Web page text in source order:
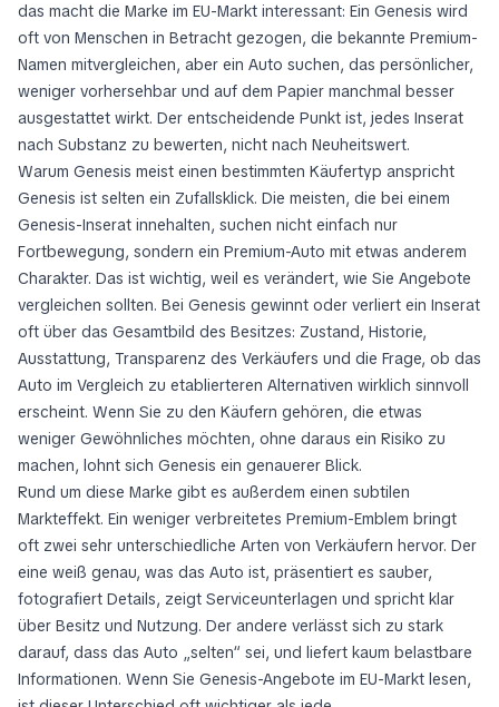
das macht die Marke im EU-Markt interessant: Ein Genesis wird
oft von Menschen in Betracht gezogen, die bekannte Premium-
Namen mitvergleichen, aber ein Auto suchen, das persönlicher,
weniger vorhersehbar und auf dem Papier manchmal besser
ausgestattet wirkt. Der entscheidende Punkt ist, jedes Inserat
nach Substanz zu bewerten, nicht nach Neuheitswert.
Warum Genesis meist einen bestimmten Käufertyp anspricht
Genesis ist selten ein Zufallsklick. Die meisten, die bei einem
Genesis-Inserat innehalten, suchen nicht einfach nur
Fortbewegung, sondern ein Premium-Auto mit etwas anderem
Charakter. Das ist wichtig, weil es verändert, wie Sie Angebote
vergleichen sollten. Bei Genesis gewinnt oder verliert ein Inserat
oft über das Gesamtbild des Besitzes: Zustand, Historie,
Ausstattung, Transparenz des Verkäufers und die Frage, ob das
Auto im Vergleich zu etablierteren Alternativen wirklich sinnvoll
erscheint. Wenn Sie zu den Käufern gehören, die etwas
weniger Gewöhnliches möchten, ohne daraus ein Risiko zu
machen, lohnt sich Genesis ein genauerer Blick.
Rund um diese Marke gibt es außerdem einen subtilen
Markteffekt. Ein weniger verbreitetes Premium-Emblem bringt
oft zwei sehr unterschiedliche Arten von Verkäufern hervor. Der
eine weiß genau, was das Auto ist, präsentiert es sauber,
fotografiert Details, zeigt Serviceunterlagen und spricht klar
über Besitz und Nutzung. Der andere verlässt sich zu stark
darauf, dass das Auto „selten“ sei, und liefert kaum belastbare
Informationen. Wenn Sie Genesis-Angebote im EU-Markt lesen,